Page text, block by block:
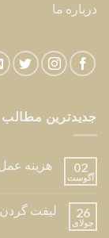
درباره ما
جدیدترین مطالب
02
آگوست
هزینه عمل
26
جولای
لیفت گردن